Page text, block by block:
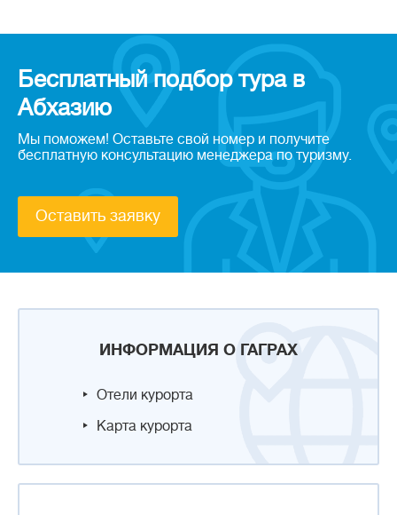
ИНФОРМАЦИЯ О ГАГРАХ
Отели курорта
Карта курорта
Бесплатный подбор тура в
Абхазию
Мы поможем! Оставьте свой номер и получите
бесплатную консультацию менеджера по туризму.
Оставить заявку